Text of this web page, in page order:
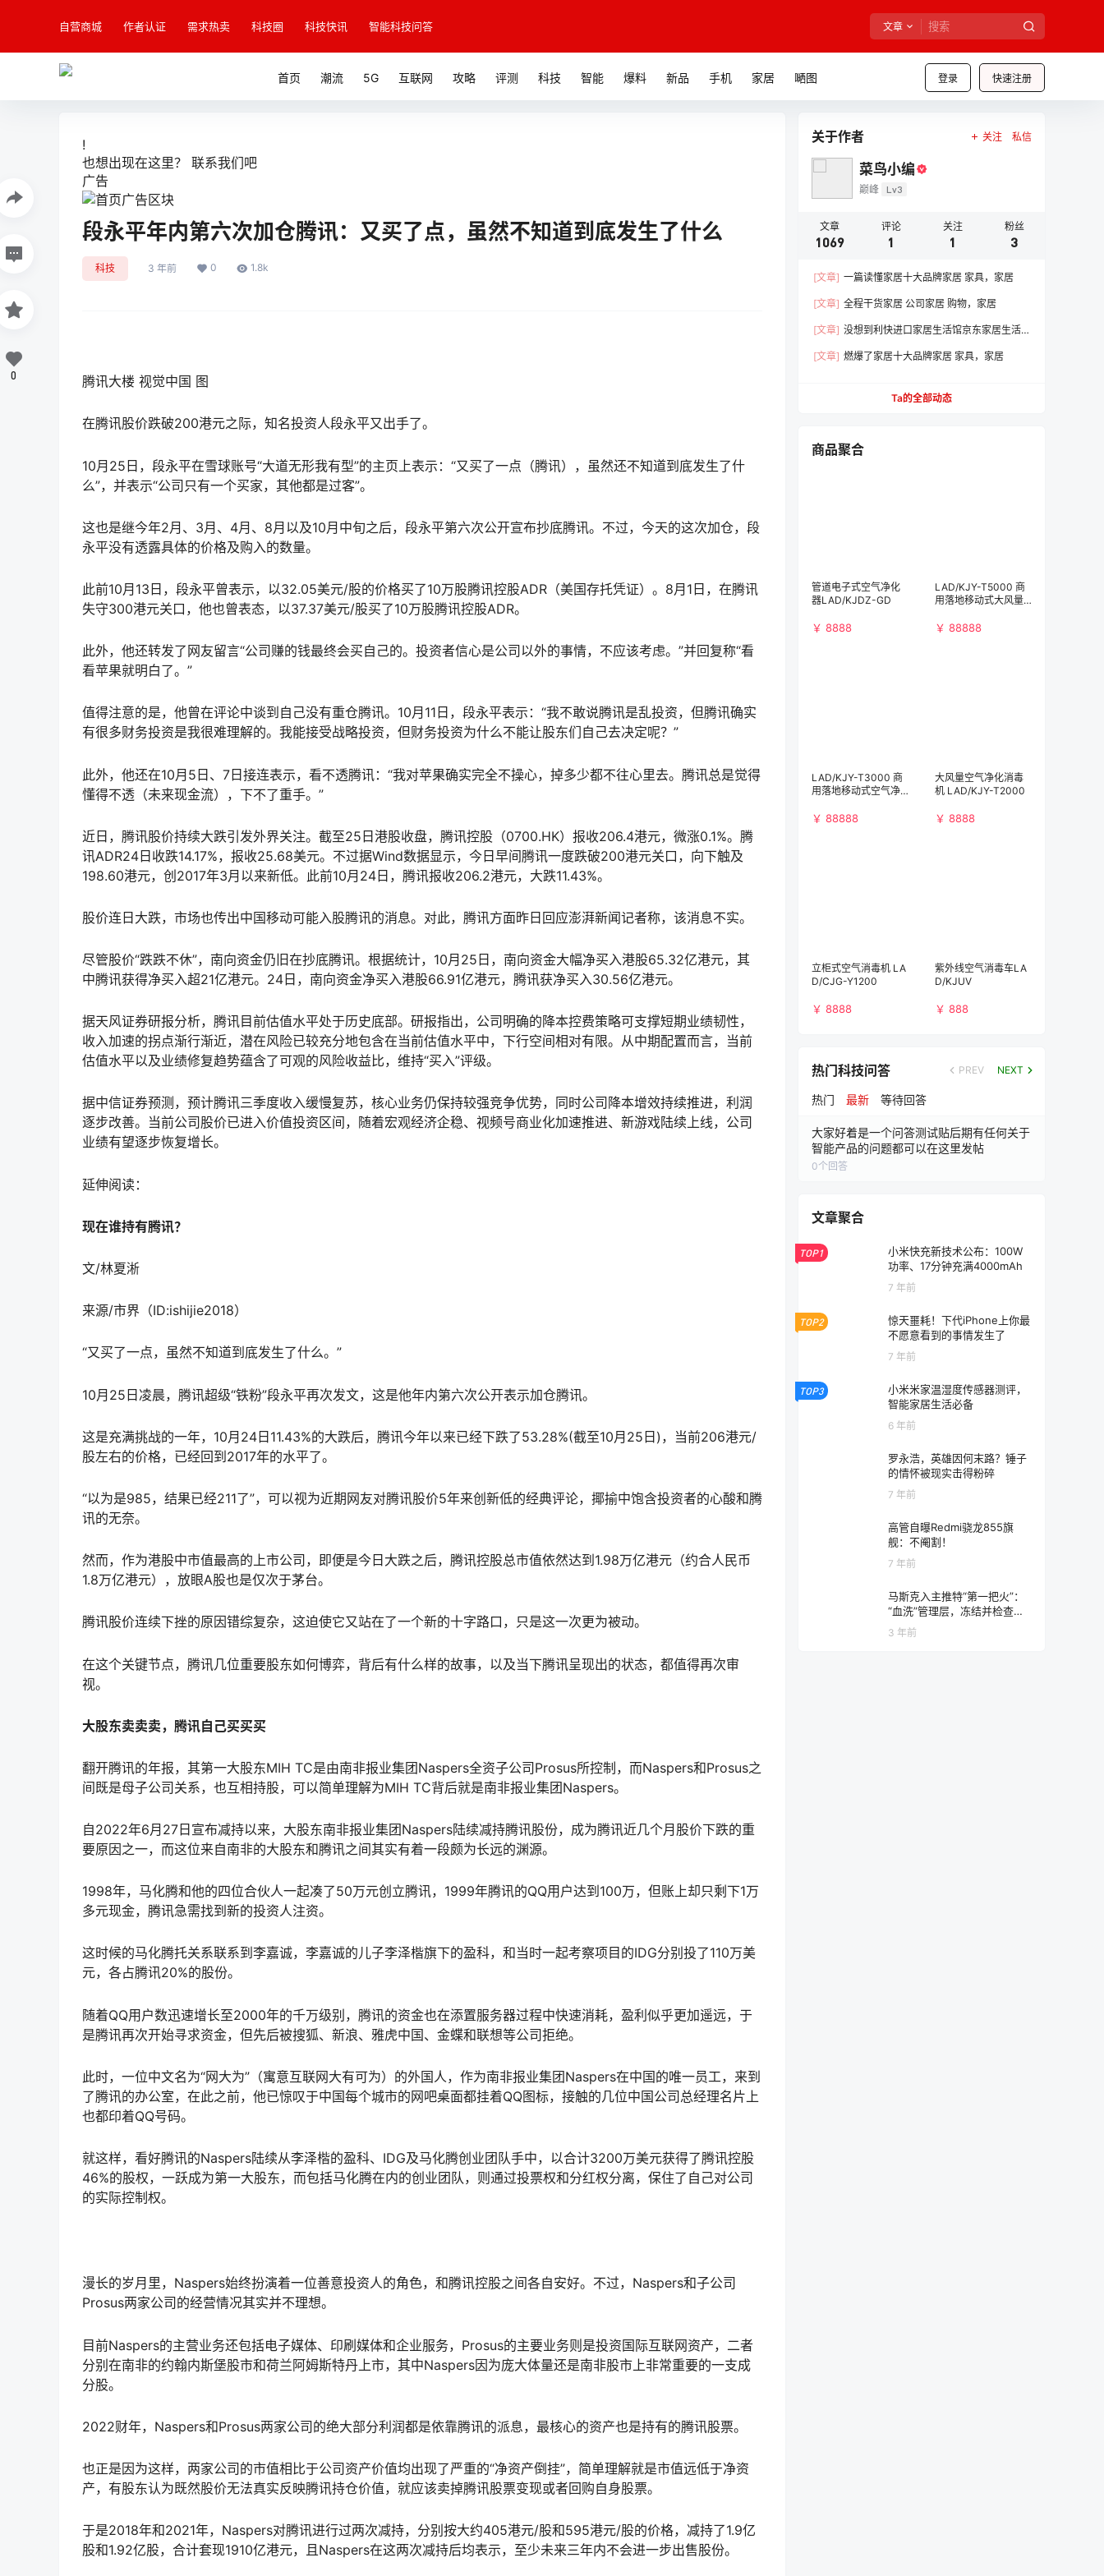
自营商城 作者认证 需求热卖 科技圈 科技快讯 智能科技问答 文章
登录 快速注册
首页 潮流 5G 互联网 攻略 评测 科技 智能 爆料 新品 手机 家居 嗮图
!
也想出现在这里？ 联系我们吧
广告
段永平年内第六次加仓腾讯：又买了点，虽然不知道到底发生了什么
科技 3 年前 0 1.8k
腾讯大楼 视觉中国 图
在腾讯股价跌破200港元之际，知名投资人段永平又出手了。
10月25日，段永平在雪球账号“大道无形我有型”的主页上表示：“又买了一点（腾讯），虽然还不知道到底发生了什
么”，并表示“公司只有一个买家，其他都是过客”。
这也是继今年2月、3月、4月、8月以及10月中旬之后，段永平第六次公开宣布抄底腾讯。不过，今天的这次加仓，段
永平没有透露具体的价格及购入的数量。
此前10月13日，段永平曾表示，以32.05美元/股的价格买了10万股腾讯控股ADR（美国存托凭证）。8月1日，在腾讯
失守300港元关口，他也曾表态，以37.37美元/股买了10万股腾讯控股ADR。
此外，他还转发了网友留言“公司赚的钱最终会买自己的。投资者信心是公司以外的事情，不应该考虑。”并回复称“看
看苹果就明白了。”
值得注意的是，他曾在评论中谈到自己没有重仓腾讯。10月11日，段永平表示：“我不敢说腾讯是乱投资，但腾讯确实
有很多财务投资是我很难理解的。我能接受战略投资，但财务投资为什么不能让股东们自己去决定呢？”
此外，他还在10月5日、7日接连表示，看不透腾讯：“我对苹果确实完全不操心，掉多少都不往心里去。腾讯总是觉得
懂得不透（未来现金流），下不了重手。”
近日，腾讯股价持续大跌引发外界关注。截至25日港股收盘，腾讯控股（0700.HK）报收206.4港元，微涨0.1%。腾
讯ADR24日收跌14.17%，报收25.68美元。不过据Wind数据显示，今日早间腾讯一度跌破200港元关口，向下触及
198.60港元，创2017年3月以来新低。此前10月24日，腾讯报收206.2港元，大跌11.43%。
股价连日大跌，市场也传出中国移动可能入股腾讯的消息。对此，腾讯方面昨日回应澎湃新闻记者称，该消息不实。
尽管股价“跌跌不休”，南向资金仍旧在抄底腾讯。根据统计，10月25日，南向资金大幅净买入港股65.32亿港元，其
中腾讯获得净买入超21亿港元。24日，南向资金净买入港股66.91亿港元，腾讯获净买入30.56亿港元。
据天风证券研报分析，腾讯目前估值水平处于历史底部。研报指出，公司明确的降本控费策略可支撑短期业绩韧性，
收入加速的拐点渐行渐近，潜在风险已较充分地包含在当前估值水平中，下行空间相对有限。从中期配置而言，当前
估值水平以及业绩修复趋势蕴含了可观的风险收益比，维持“买入”评级。
据中信证券预测，预计腾讯三季度收入缓慢复苏，核心业务仍保持较强竞争优势，同时公司降本增效持续推进，利润
逐步改善。当前公司股价已进入价值投资区间，随着宏观经济企稳、视频号商业化加速推进、新游戏陆续上线，公司
业绩有望逐步恢复增长。
延伸阅读：
现在谁持有腾讯？
文/林夏淅
来源/市界（ID:ishijie2018）
“又买了一点，虽然不知道到底发生了什么。”
10月25日凌晨，腾讯超级“铁粉”段永平再次发文，这是他年内第六次公开表示加仓腾讯。
这是充满挑战的一年，10月24日11.43%的大跌后，腾讯今年以来已经下跌了53.28%(截至10月25日)，当前206港元/
股左右的价格，已经回到2017年的水平了。
“以为是985，结果已经211了”，可以视为近期网友对腾讯股价5年来创新低的经典评论，揶揄中饱含投资者的心酸和腾
讯的无奈。
然而，作为港股中市值最高的上市公司，即便是今日大跌之后，腾讯控股总市值依然达到1.98万亿港元（约合人民币
1.8万亿港元），放眼A股也是仅次于茅台。
腾讯股价连续下挫的原因错综复杂，这迫使它又站在了一个新的十字路口，只是这一次更为被动。
在这个关键节点，腾讯几位重要股东如何博弈，背后有什么样的故事，以及当下腾讯呈现出的状态，都值得再次审
视。
大股东卖卖卖，腾讯自己买买买
翻开腾讯的年报，其第一大股东MIH TC是由南非报业集团Naspers全资子公司Prosus所控制，而Naspers和Prosus之
间既是母子公司关系，也互相持股，可以简单理解为MIH TC背后就是南非报业集团Naspers。
自2022年6月27日宣布减持以来，大股东南非报业集团Naspers陆续减持腾讯股份，成为腾讯近几个月股价下跌的重
要原因之一，而这位来自南非的大股东和腾讯之间其实有着一段颇为长远的渊源。
1998年，马化腾和他的四位合伙人一起凑了50万元创立腾讯，1999年腾讯的QQ用户达到100万，但账上却只剩下1万
多元现金，腾讯急需找到新的投资人注资。
这时候的马化腾托关系联系到李嘉诚，李嘉诚的儿子李泽楷旗下的盈科，和当时一起考察项目的IDG分别投了110万美
元，各占腾讯20%的股份。
随着QQ用户数迅速增长至2000年的千万级别，腾讯的资金也在添置服务器过程中快速消耗，盈利似乎更加遥远，于
是腾讯再次开始寻求资金，但先后被搜狐、新浪、雅虎中国、金蝶和联想等公司拒绝。
此时，一位中文名为“网大为”（寓意互联网大有可为）的外国人，作为南非报业集团Naspers在中国的唯一员工，来到
了腾讯的办公室，在此之前，他已惊叹于中国每个城市的网吧桌面都挂着QQ图标，接触的几位中国公司总经理名片上
也都印着QQ号码。
就这样，看好腾讯的Naspers陆续从李泽楷的盈科、IDG及马化腾创业团队手中，以合计3200万美元获得了腾讯控股
46%的股权，一跃成为第一大股东，而包括马化腾在内的创业团队，则通过投票权和分红权分离，保住了自己对公司
的实际控制权。
漫长的岁月里，Naspers始终扮演着一位善意投资人的角色，和腾讯控股之间各自安好。不过，Naspers和子公司
Prosus两家公司的经营情况其实并不理想。
目前Naspers的主营业务还包括电子媒体、印刷媒体和企业服务，Prosus的主要业务则是投资国际互联网资产，二者
分别在南非的约翰内斯堡股市和荷兰阿姆斯特丹上市，其中Naspers因为庞大体量还是南非股市上非常重要的一支成
分股。
2022财年，Naspers和Prosus两家公司的绝大部分利润都是依靠腾讯的派息，最核心的资产也是持有的腾讯股票。
也正是因为这样，两家公司的市值相比于公司资产价值均出现了严重的“净资产倒挂”，简单理解就是市值远低于净资
产，有股东认为既然股价无法真实反映腾讯持仓价值，就应该卖掉腾讯股票变现或者回购自身股票。
于是2018年和2021年，Naspers对腾讯进行过两次减持，分别按大约405港元/股和595港元/股的价格，减持了1.9亿
股和1.92亿股，合计套现1910亿港元，且Naspers在这两次减持后均表示，至少未来三年内不会进一步出售股份。
0
关于作者 关注 私信
菜鸟小编
巅峰 Lv3
文章
1069
评论
1
关注
1
粉丝
3
[文章] 一篇读懂家居十大品牌家居 家具，家居
[文章] 全程干货家居 公司家居 购物，家居
[文章] 没想到利快进口家居生活馆京东家居生活
[文章] 燃爆了家居十大品牌家居 家具，家居
Ta的全部动态
商品聚合
管道电子式空气净化
器LAD/KJDZ-GD
￥ 8888
LAD/KJY-T5000 商
用落地移动式大风量
￥ 88888
LAD/KJY-T3000 商
用落地移动式空气净
h)）
￥ 88888
大风量空气净化消毒
机 LAD/KJY-T2000
￥ 8888
立柜式空气消毒机 LA
D/CJG-Y1200
￥ 8888
紫外线空气消毒车LA
D/KJUV
￥ 888
热门科技问答 PREV NEXT
热门 最新 等待回答
大家好着是一个问答测试贴后期有任何关于
智能产品的问题都可以在这里发帖
0个回答
文章聚合
TOP1
小米快充新技术公布：100W
功率、17分钟充满4000mAh
7 年前
TOP2
惊天噩耗！下代iPhone上你最
不愿意看到的事情发生了
7 年前
TOP3
小米米家温湿度传感器测评，
智能家居生活必备
6 年前
罗永浩，英雄因何末路？锤子
的情怀被现实击得粉碎
7 年前
高管自曝Redmi骁龙855旗
舰：不阉割！
7 年前
马斯克入主推特“第一把火”：
“血洗”管理层，冻结并检查所
有代码
3 年前